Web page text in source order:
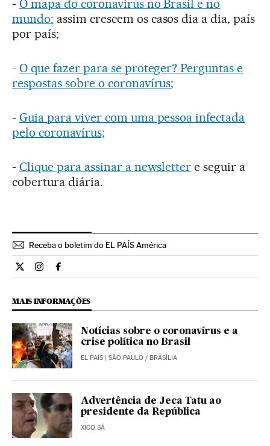
- O mapa do coronavírus no Brasil e no
mundo: assim crescem os casos dia a dia, país
por país;
- O que fazer para se proteger? Perguntas e
respostas sobre o coronavírus;
- Guia para viver com uma pessoa infectada
pelo coronavírus;
- Clique para assinar a newsletter e seguir a
cobertura diária.
Receba o boletim do EL PAÍS América
Internacional El País Brasil en Twitter
Internacional El País Brasil en Instagram
Internacional El País Brasil en Facebook
MAIS INFORMAÇÕES
Notícias sobre o coronavírus e a
crise política no Brasil
EL PAÍS | SÃO PAULO / BRASÍLIA
Advertência de Jeca Tatu ao
presidente da República
XICO SÁ